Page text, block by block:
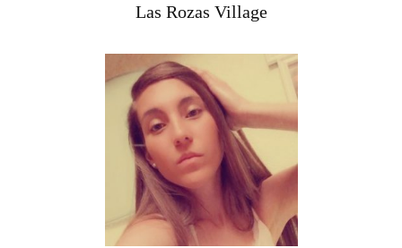
Las Rozas Village